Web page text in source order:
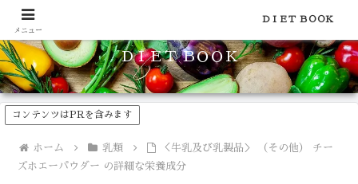
食品のカロリーや糖質などの栄養素がわかる！健康やダイエットに
ＤＩＥＴ ＢＯＯＫ
コンテンツはPRを含みます
ホーム 乳類
＜牛乳及び乳製品＞ （その他） チー
ズホエーパウダー の詳細な栄養成分
メニュー
ＤＩＥＴ ＢＯＯＫ